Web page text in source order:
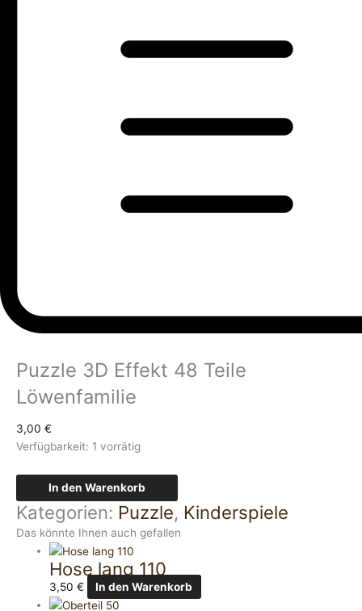
Puzzle 3D Effekt 48 Teile
Löwenfamilie
3,00 €
Verfügbarkeit: 1 vorrätig
In den Warenkorb
Kategorien: Puzzle, Kinderspiele
Das könnte Ihnen auch gefallen
Hose lang 110
3,50€ In den Warenkorb